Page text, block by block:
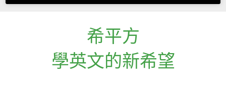
希平方
學英文的新希望